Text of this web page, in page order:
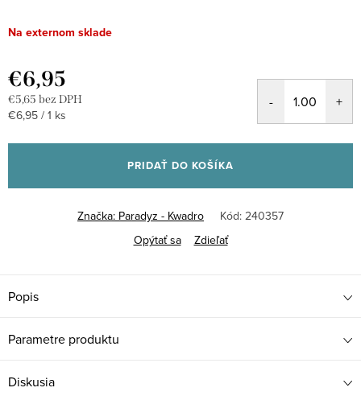
Na externom sklade
€6,95
€5,65 bez DPH
Jednotková
€6,95 / 1 ks
PRIDAŤ DO KOŠÍKA
Značka: Paradyz - Kwadro Kód: 240357
Opýtať sa
Zdieľať
Popis
Parametre produktu
Diskusia